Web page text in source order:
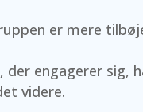
er mere
der engagerer sig,
videre.